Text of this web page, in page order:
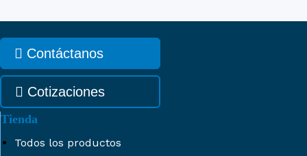
Contáctanos
Cotizaciones
Tienda
Todos los productos